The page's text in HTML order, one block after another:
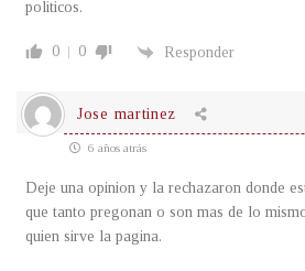
politicos.
0 0 Responder
Jose martinez
6 años atrás
Deje una opinion y la rechazaron donde
que tanto pregonan o son mas de lo
quien sirve la pagina.